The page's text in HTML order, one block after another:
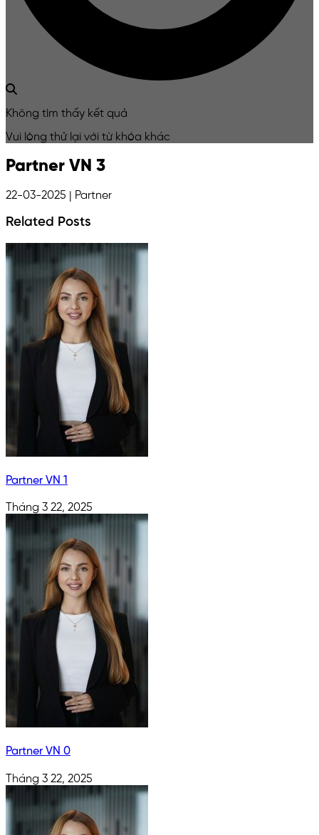
Không tìm thấy kết quả
Vui lòng thử lại với từ khóa khác
Partner VN 3
22-03-2025 | Partner
Related Posts
Partner VN 1
Tháng 3 22, 2025
Partner VN 0
Tháng 3 22, 2025